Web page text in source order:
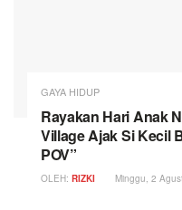
GAYA HIDUP
Rayakan Hari Anak
Village Ajak Si Kecil
POV”
OLEH: RIZKI Minggu, 2